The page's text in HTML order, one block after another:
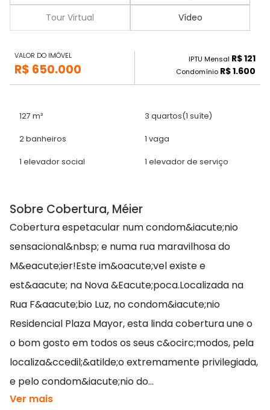
Tour Virtual Vídeo
VALOR DO IMÓVEL
R$ 650.000
IPTU Mensal R$ 121
Condomínio R$ 1.600
127 m² 3 quartos(1 suíte)
2 banheiros 1 vaga
1 elevador social 1 elevador de serviço
Sobre Cobertura, Méier
Cobertura espetacular num condom&iacute;nio
sensacional&nbsp; e numa rua maravilhosa do
M&eacute;ier!Este im&oacute;vel existe e
est&aacute; na Nova &Eacute;poca.Localizada na
Rua F&aacute;bio Luz, no condom&iacute;nio
Residencial Plaza Mayor, esta linda cobertura une o
o bom gosto em todos os seus c&ocirc;modos, pela
localiza&ccedil;&atilde;o extremamente privilegiada,
e pelo condom&iacute;nio do...
Ver mais